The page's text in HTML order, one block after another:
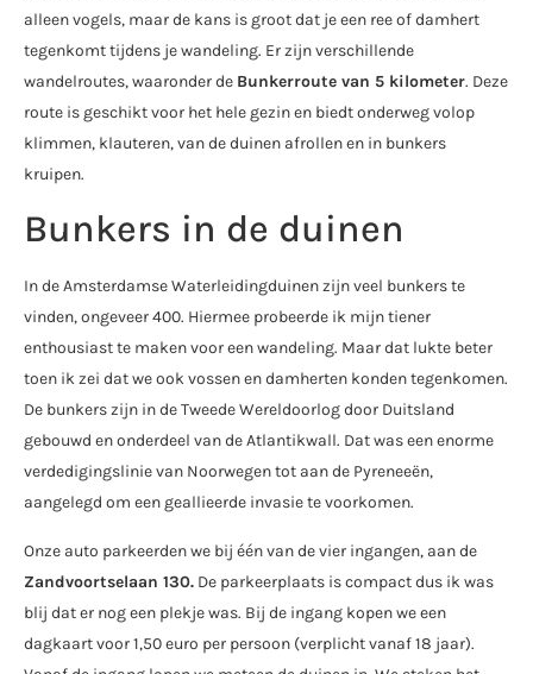
alleen vogels, maar de kans is groot dat je een ree of damhert
tegenkomt tijdens je wandeling. Er zijn verschillende
wandelroutes, waaronder de Bunkerroute van 5 kilometer. Deze
route is geschikt voor het hele gezin en biedt onderweg volop
klimmen, klauteren, van de duinen afrollen en in bunkers
kruipen.
Bunkers in de duinen
In de Amsterdamse Waterleidingduinen zijn veel bunkers te
vinden, ongeveer 400. Hiermee probeerde ik mijn tiener
enthousiast te maken voor een wandeling. Maar dat lukte beter
toen ik zei dat we ook vossen en damherten konden tegenkomen.
De bunkers zijn in de Tweede Wereldoorlog door Duitsland
gebouwd en onderdeel van de Atlantikwall. Dat was een enorme
verdedigingslinie van Noorwegen tot aan de Pyreneeën,
aangelegd om een geallieerde invasie te voorkomen.
Onze auto parkeerden we bij één van de vier ingangen, aan de
Zandvoortselaan 130. De parkeerplaats is compact dus ik was
blij dat er nog een plekje was. Bij de ingang kopen we een
dagkaart voor 1,50 euro per persoon (verplicht vanaf 18 jaar).